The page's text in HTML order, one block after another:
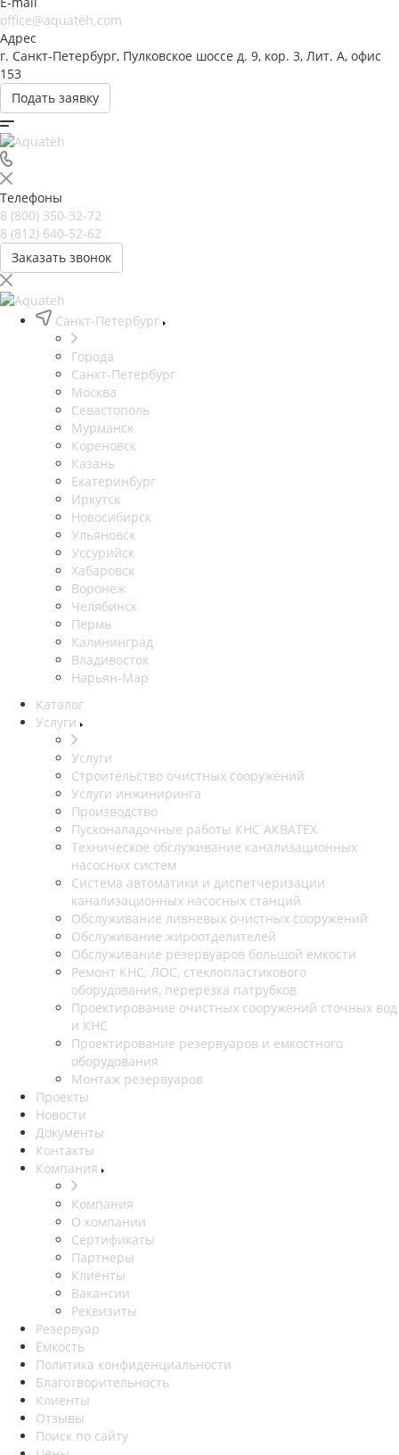
office@aquateh.com
Адрес
г. Санкт-Петербург, Пулковское шоссе д. 9, кор. 3, Лит. А, офис
153
Подать заявку
Телефоны
8 (800) 350-32-72
8 (812) 640-52-62
Заказать звонок
Санкт-Петербург
Города
Санкт-Петербург
Москва
Севастополь
Мурманск
Кореновск
Казань
Екатеринбург
Иркутск
Новосибирск
Ульяновск
Уссурийск
Хабаровск
Воронеж
Челябинск
Пермь
Калининград
Владивосток
Нарьян-Мар
Каталог
Услуги
Услуги
Строительство очистных сооружений
Услуги инжиниринга
Производство
Пусконаладочные работы КНС АКВАТЕХ
Техническое обслуживание канализационных
насосных систем
Система автоматики и диспетчеризации
канализационных насосных станций
Обслуживание ливневых очистных сооружений
Обслуживание жироотделителей
Обслуживание резервуаров большой емкости
Ремонт КНС, ЛОС, стеклопластикового
оборудования, перерезка патрубков
Проектирование очистных сооружений сточных вод
и КНС
Проектирование резервуаров и емкостного
оборудования
Монтаж резервуаров
Проекты
Новости
Документы
Контакты
Компания
Компания
О компании
Сертификаты
Партнеры
Клиенты
Вакансии
Реквизиты
Резервуар
Ёмкость
Политика конфиденциальности
Благотворительность
Клиенты
Отзывы
Поиск по сайту